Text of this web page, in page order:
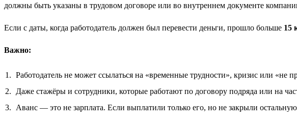
должны быть указаны в трудовом договоре или во внутреннем документе
Если с даты, когда работодатель должен был перевести деньги, прошло больше 15
Важно:
Работодатель не может ссылаться на «временные трудности», кризис или
Даже стажёры и сотрудники, которые работают по договору подряда или на
Аванс — это не зарплата. Если выплатили только его, но не закрыли